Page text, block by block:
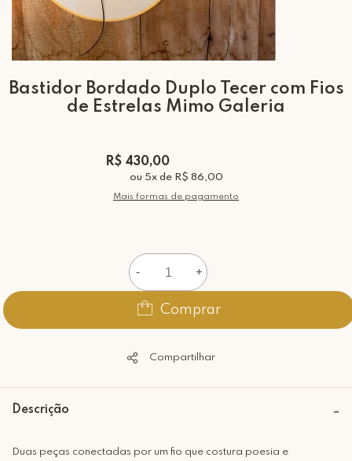
Bastidor Bordado Duplo Tecer com Fios
de Estrelas Mimo Galeria
R$ 430,00
ou 5xde R$ 86,00
Mais formas de pagamento
- +
Comprar
Compartilhar
Descrição
Duas peças conectadas por um fio que costura poesia e